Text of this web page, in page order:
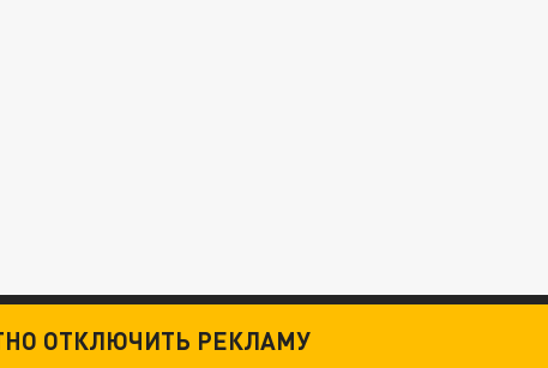
ОТКЛЮЧИТЬ РЕКЛАМУ